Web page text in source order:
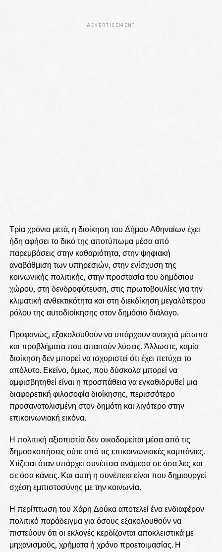
ADVERTISEMENT
Τρία χρόνια μετά, η διοίκηση του Δήμου Αθηναίων έχει
ήδη αφήσει το δικό της αποτύπωμα μέσα από
παρεμβάσεις στην καθαριότητα, στην ψηφιακή
αναβάθμιση των υπηρεσιών, στην ενίσχυση της
κοινωνικής πολιτικής, στην προστασία του δημόσιου
χώρου, στη δενδροφύτευση, στις πρωτοβουλίες για την
κλιματική ανθεκτικότητα και στη διεκδίκηση μεγαλύτερου
ρόλου της αυτοδιοίκησης στον δημόσιο διάλογο.
Προφανώς, εξακολουθούν να υπάρχουν ανοιχτά μέτωπα
και προβλήματα που απαιτούν λύσεις. Άλλωστε, καμία
διοίκηση δεν μπορεί να ισχυριστεί ότι έχει πετύχει το
απόλυτο. Εκείνο, όμως, που δύσκολα μπορεί να
αμφισβητηθεί είναι η προσπάθεια να εγκαθιδρυθεί μια
διαφορετική φιλοσοφία διοίκησης, περισσότερο
προσανατολισμένη στον δημότη και λιγότερο στην
επικοινωνιακή εικόνα.
Η πολιτική αξιοπιστία δεν οικοδομείται μέσα από τις
δημοσκοπήσεις ούτε από τις επικοινωνιακές καμπάνιες.
Χτίζεται όταν υπάρχει συνέπεια ανάμεσα σε όσα λες και
σε όσα κάνεις. Και αυτή η συνέπεια είναι που δημιουργεί
σχέση εμπιστοσύνης με την κοινωνία.
Η περίπτωση του Χάρη Δούκα αποτελεί ένα ενδιαφέρον
πολιτικό παράδειγμα για όσους εξακολουθούν να
πιστεύουν ότι οι εκλογές κερδίζονται αποκλειστικά με
μηχανισμούς, χρήματα ή χρόνο προετοιμασίας. Η